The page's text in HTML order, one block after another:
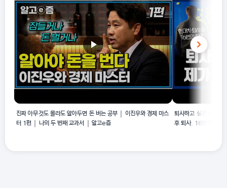
진짜 아무것도 몰라도 알아두면 돈 버는 공부｜이진우와 경제 마스
터 1편｜나의 두 번째 교과서｜알고e즘
퇴사하고 싶은 직장인
후 퇴사. 16번 창업 했